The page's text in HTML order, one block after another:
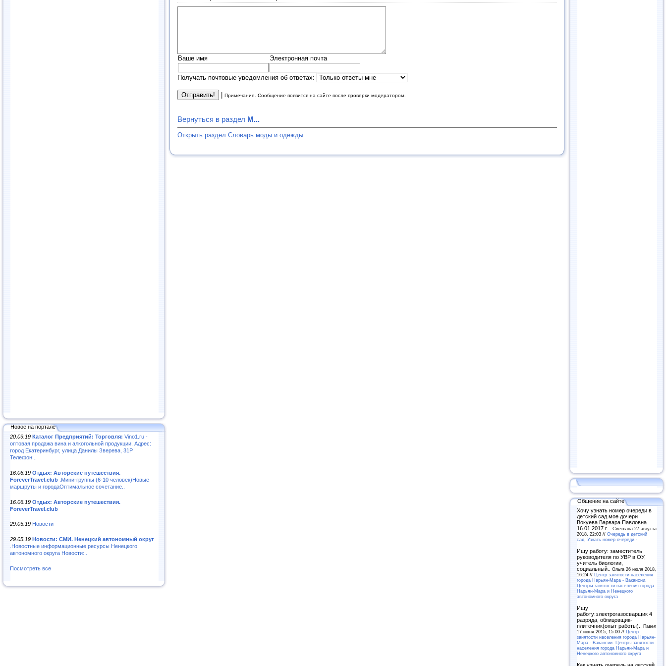
Новое на портале
20.09.19 Каталог Предприятий: Торговля: Vino1.ru -
оптовая продажа вина и алкогольной продукции. Адрес:
город Екатеринбург, улица Данилы Зверева, 31Р
Телефон:..
16.06.19 Отдых: Авторские путешествия.
ForeverTravel.club .Мини-группы (6-10 человек)Новые
маршруты и городаОптимальное сочетание..
16.06.19 Отдых: Авторские путешествия.
ForeverTravel.club
29.05.19 Новости
29.05.19 Новости: СМИ. Ненецкий автономный округ
.Новостные информационные ресурсы Ненецкого
автономного округа Новости:..
Посмотреть все
Ваше имя Электронная почта
Получать почтовые уведомления об ответах:
Примечание. Сообщение появится на сайте после проверки модератором.
Вернуться в раздел М...
Открыть раздел Словарь моды и одежды
Общение на сайте
Хочу узнать номер очереди в
детский сад мое дочери
Вокуева Варвара Павловна
16.01.2017 г... Светлана 27 августа
2018, 22:03 // Очередь в детский
сад. Узнать номер очереди -
Ищу работу: заместитель
руководителя по УВР в ОУ,
учитель биологии,
социальный.. Ольга 26 июля 2018,
16:24 // Центр занятости населения
города Нарьян-Мара - Вакансии.
Центры занятости населения города
Нарьян-Мара и Ненецкого
автономного округа
Ищу
работу:электрогазосварщик 4
разряда, облицовщик-
плиточник(опыт работы).. Павел
17 июня 2015, 15:00 // Центр
занятости населения города Нарьян-
Мара - Вакансии. Центры занятости
населения города Нарьян-Мара и
Ненецкого автономного округа